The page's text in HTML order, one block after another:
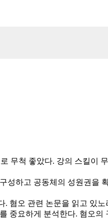
무척 좋았다. 강의 스킬
성하고 공동체의 성원권
혐오 관련 논문을 읽고 있
중요하게 분석한다. 혐오